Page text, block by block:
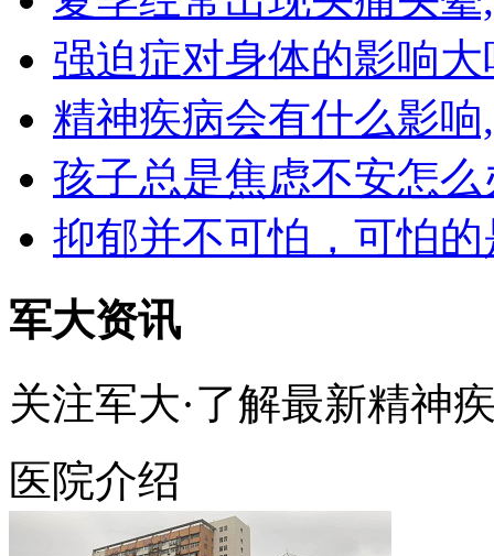
强迫症对身体的影响
精神疾病会有什么影
孩子总是焦虑不安怎
抑郁并不可怕，可怕
军大资讯
关注军大·了解最新精神
医院介绍